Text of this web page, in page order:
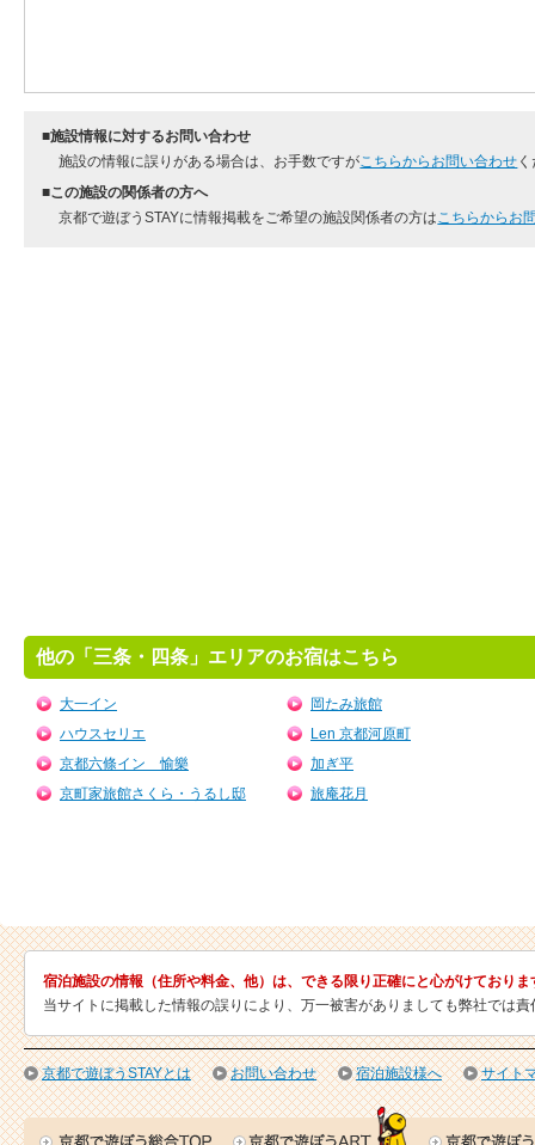
■施設情報に対するお問い合わせ
施設の情報に誤りがある場合は、お手数ですがこちらからお問い合わせ
■この施設の関係者の方へ
京都で遊ぼうSTAYに情報掲載をご希望の施設関係者の方はこちらからお
他の「三条・四条」エリアのお宿はこちら
大一イン
岡たみ旅館
ハウスセリエ
Len 京都河原町
京都六條イン 愉樂
加ぎ平
京町家旅館さくら・うるし邸
旅庵花月
宿泊施設の情報（住所や料金、他）は、できる限り正確にと心がけており
当サイトに掲載した情報の誤りにより、万一被害がありましても弊社では
京都で遊ぼうSTAYとは お問い合わせ 宿泊施設様へ サイト